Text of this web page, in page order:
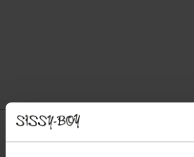
MARQUIS HOCKER ROYAL ARMY